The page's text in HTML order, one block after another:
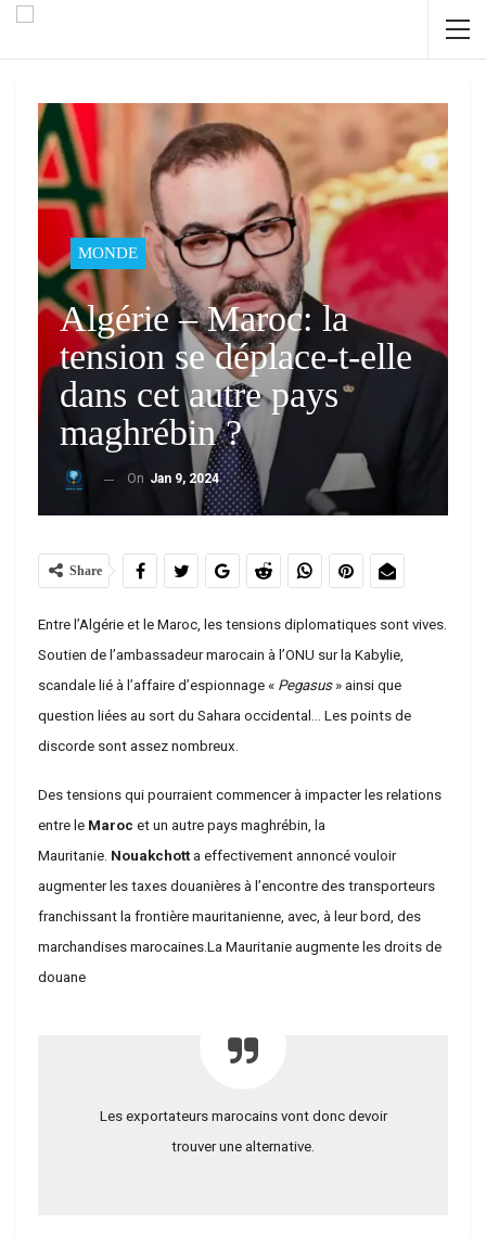
MONDE
Algérie – Maroc: la
tension se déplace-t-elle
dans cet autre pays
maghrébin ?
On Jan 9, 2024
Share
Entre l’Algérie et le Maroc, les tensions diplomatiques sont vives.
Soutien de l’ambassadeur marocain à l’ONU sur la Kabylie,
scandale lié à l’affaire d’espionnage « Pegasus» ainsi que
question liées au sort du Sahara occidental… Les points de
discorde sont assez nombreux.
Des tensions qui pourraient commencer à impacter les relations
entre le Maroc et un autre pays maghrébin, la
Mauritanie. Nouakchotta effectivement annoncé vouloir
augmenter les taxes douanières à l’encontre des transporteurs
franchissant la frontière mauritanienne, avec, à leur bord, des
marchandises marocaines.La Mauritanie augmente les droits de
douane
Les exportateurs marocains vont donc devoir
trouver une alternative.